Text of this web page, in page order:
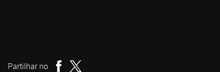
Partilhar no